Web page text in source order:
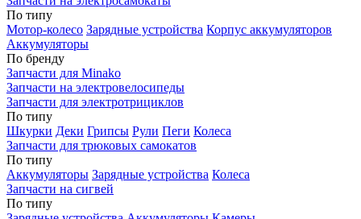
По типу
Мотор-колесо Зарядные устройства Корпус аккумуляторов
Аккумуляторы
По бренду
Запчасти для Minako
Запчасти на электровелосипеды
Запчасти для электротрициклов
По типу
Шкурки Деки Грипсы Рули Пеги Колеса
Запчасти для трюковых самокатов
По типу
Аккумуляторы Зарядные устройства Колеса
Запчасти на сигвей
По типу